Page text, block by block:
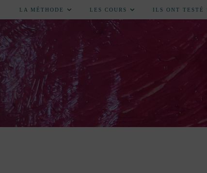
LA MÉTHODE LES COURS ILS ONT TESTÉ